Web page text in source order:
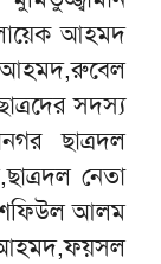
আহমদ
সদস্য
ছাত্রদল
নেতা
আলম